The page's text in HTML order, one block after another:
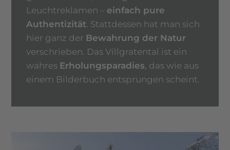
Leuchtreklamen – einfach pure
Authentizität. Stattdessen hat man sich
hier ganz der Bewahrung der Natur
verschrieben. Das Villgratental ist ein
wahres Erholungsparadies, das wie aus
einem Bilderbuch entsprungen scheint.